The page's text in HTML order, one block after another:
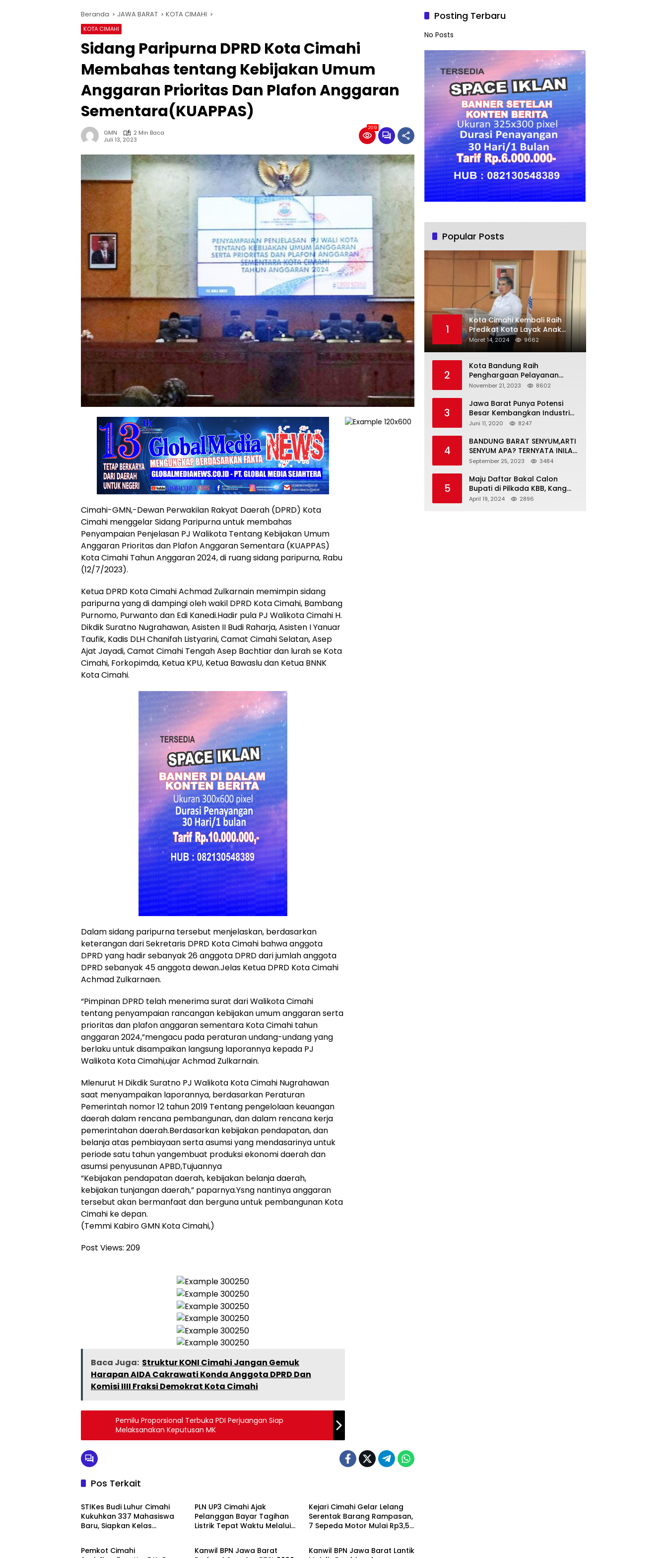
Beranda JAWA BARAT KOTA CIMAHI
KOTA CIMAHI
Sidang Paripurna DPRD Kota Cimahi
Membahas tentang Kebijakan Umum
Anggaran Prioritas Dan Plafon Anggaran
Sementara(KUAPPAS)
GMN
2 Min Baca
Juli 13, 2023
209
Cimahi-GMN,-Dewan Perwakilan Rakyat Daerah (DPRD) Kota
Cimahi menggelar Sidang Paripurna untuk membahas
Penyampaian Penjelasan PJ Walikota Tentang Kebijakan Umum
Anggaran Prioritas dan Plafon Anggaran Sementara (KUAPPAS)
Kota Cimahi Tahun Anggaran 2024, di ruang sidang paripurna, Rabu
(12/7/2023).
Ketua DPRD Kota Cimahi Achmad Zulkarnain memimpin sidang
paripurna yang di dampingi oleh wakil DPRD Kota Cimahi, Bambang
Purnomo, Purwanto dan Edi Kanedi.Hadir pula PJ Walikota Cimahi H.
Dikdik Suratno Nugrahawan, Asisten II Budi Raharja, Asisten I Yanuar
Taufik, Kadis DLH Chanifah Listyarini, Camat Cimahi Selatan, Asep
Ajat Jayadi, Camat Cimahi Tengah Asep Bachtiar dan lurah se Kota
Cimahi, Forkopimda, Ketua KPU, Ketua Bawaslu dan Ketua BNNK
Kota Cimahi.
Dalam sidang paripurna tersebut menjelaskan, berdasarkan
keterangan dari Sekretaris DPRD Kota Cimahi bahwa anggota
DPRD yang hadir sebanyak 26 anggota DPRD dari jumlah anggota
DPRD sebanyak 45 anggota dewan.Jelas Ketua DPRD Kota Cimahi
Achmad Zulkarnaen.
“Pimpinan DPRD telah menerima surat dari Walikota Cimahi
tentang penyampaian rancangan kebijakan umum anggaran serta
prioritas dan plafon anggaran sementara Kota Cimahi tahun
anggaran 2024,”mengacu pada peraturan undang-undang yang
berlaku untuk disampaikan langsung laporannya kepada PJ
Walikota Kota Cimahi,ujar Achmad Zulkarnain.
Mlenurut H Dikdik Suratno PJ Walikota Kota Cimahi Nugrahawan
saat menyampaikan laporannya, berdasarkan Peraturan
Pemerintah nomor 12 tahun 2019 Tentang pengelolaan keuangan
daerah dalam rencana pembangunan, dan dalam rencana kerja
pemerintahan daerah.Berdasarkan kebijakan pendapatan, dan
belanja atas pembiayaan serta asumsi yang mendasarinya untuk
periode satu tahun yangembuat produksi ekonomi daerah dan
asumsi penyusunan APBD,Tujuannya
“Kebijakan pendapatan daerah, kebijakan belanja daerah,
kebijakan tunjangan daerah,” paparnya.Ysng nantinya anggaran
tersebut akan bermanfaat dan berguna untuk pembangunan Kota
Cimahi ke depan.
(Temmi Kabiro GMN Kota Cimahi,)
Post Views: 209
Baca Juga: Struktur KONI Cimahi Jangan Gemuk
Harapan AIDA Cakrawati Konda Anggota DPRD Dan
Komisi IIII Fraksi Demokrat Kota Cimahi
Pemilu Proporsional Terbuka PDI Perjuangan Siap
Melaksanakan Keputusan MK
Pos Terkait
Headline
STIKes Budi Luhur Cimahi
Kukuhkan 337 Mahasiswa
Baru, Siapkan Kelas
PLN UP3 Cimahi Ajak
Pelanggan Bayar Tagihan
Listrik Tepat Waktu Melalui
Kejari Cimahi Gelar Lelang
Serentak Barang Rampasan,
7 Sepeda Motor Mulai Rp3,5
Headline
Pemkot Cimahi
Headline
Kanwil BPN Jawa Barat
Headline
Kanwil BPN Jawa Barat Lantik
Posting Terbaru
No Posts
Popular Posts
1
Kota Cimahi Kembali Raih
Predikat Kota Layak Anak
2024
Maret 14, 2024 9662
2
Kota Bandung Raih
Penghargaan Pelayanan
Publik Terbaik Tahun 2023
November 21, 2023 8602
3
Jawa Barat Punya Potensi
Besar Kembangkan Industri
Kreatif di Era Normal Baru
Juni 11, 2020 8247
4
BANDUNG BARAT SENYUM,ARTI
SENYUM APA? TERNYATA INILAH
SINGKATAN DAN MAKNANYA
September 25, 2023 3484
5
Maju Daftar Bakal Calon
Bupati di Pilkada KBB, Kang
ABR Terdepan Siap Bersaing
April 19, 2024 2896